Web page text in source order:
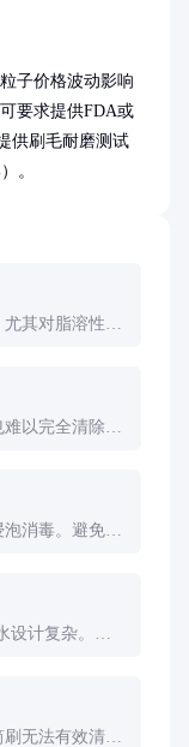
子价格波动影响
要求提供FDA或
供刷毛耐磨测试
。
其对脂溶性农
以完全清除，
消毒。避免刷
设计复杂。家
无法有效清洁